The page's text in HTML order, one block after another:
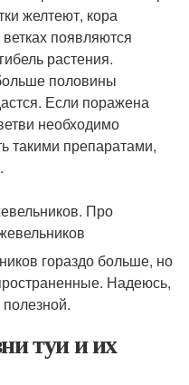
желтеют, кора
появляются
растения.
половины
Если поражена
необходимо
такими препаратами,
гораздо больше, но
Надеюсь,
туи и их